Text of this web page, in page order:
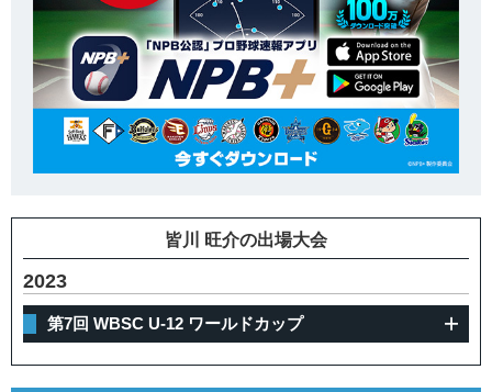
皆川 旺介の出場大会
2023
第7回 WBSC U-12 ワールドカップ